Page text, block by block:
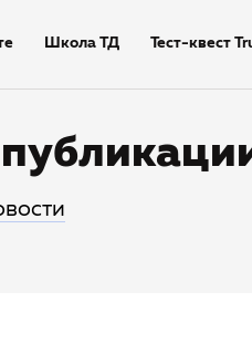
Школа ТД Тест-квест
Столица Тексты